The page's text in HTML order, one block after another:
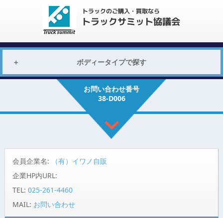
ボディータイプで探す
お問い合わせ番号
38-D006
会員企業名:
（有）イワノ自販
企業HP内URL:
TEL: 025-261-4460
MAIL: お問い合わせ